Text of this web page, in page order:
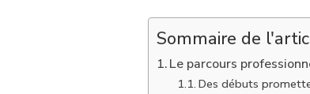
Sommaire de
Le parcours
Des débuts